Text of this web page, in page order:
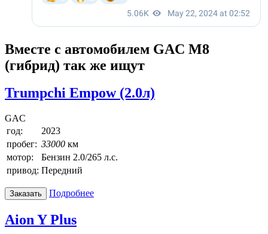
Вместе с автомобилем GAC M8
(гибрид) так же ищут
Trumpchi Empow (2.0л)
GAC
год:
2023
пробег: 33000 км
мотор:
Бензин 2.0/265 л.с.
привод: Передний
Заказать Подробнее
Aion Y Plus